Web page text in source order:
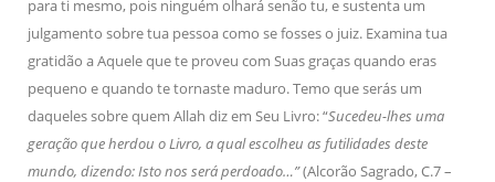
para ti mesmo, pois ninguém olhará senão tu, e sustenta um
julgamento sobre tua pessoa como se fosses o juiz. Examina tua
gratidão a Aquele que te proveu com Suas graças quando eras
pequeno e quando te tornaste maduro. Temo que serás um
daqueles sobre quem Allah diz em Seu Livro: “Sucedeu-lhes uma
geração que herdou o Livro, a qual escolheu as futilidades deste
mundo, dizendo: Isto nos será perdoado…”(Alcorão Sagrado, C.7 –